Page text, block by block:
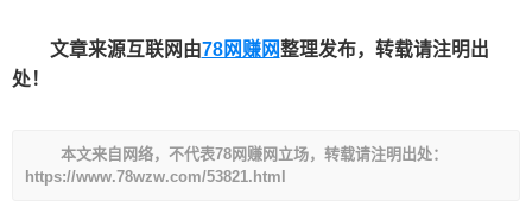
文章来源互联网由78网赚网整理发布，转载请注明出
处！
本文来自网络，不代表78网赚网立场，转载请注明出处：
https://www.78wzw.com/53821.html